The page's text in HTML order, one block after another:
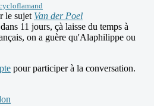
le sujet Van der Poel
11 jours, çà laisse du temps à
on a guère qu'Alaphilippe ou
pour participer à la conversation.